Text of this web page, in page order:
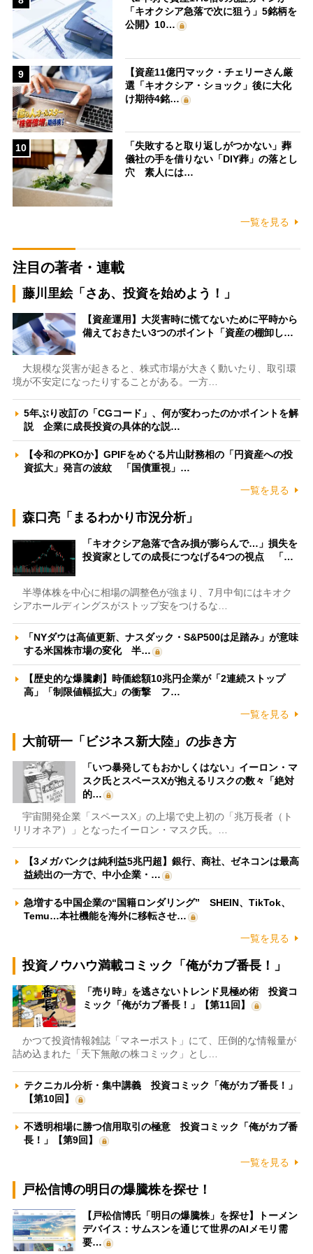
「キオクシア急落で次に狙う」5銘柄を
公開》10…
9
【資産11億円マック・チェリーさん厳
選「キオクシア・ショック」後に大化
け期待4銘…
10
「失敗すると取り返しがつかない」葬
儀社の手を借りない「DIY葬」の落とし
穴 素人には…
一覧を見る
注目の著者・連載
藤川里絵「さあ、投資を始めよう！」
【資産運用】大災害時に慌てないために平時から
備えておきたい3つのポイント「資産の棚卸し…
大規模な災害が起きると、株式市場が大きく動いたり、取引環
境が不安定になったりすることがある。一方…
5年ぶり改訂の「CGコード」、何が変わったのかポイントを解
説 企業に成長投資の具体的な説…
【令和のPKOか】GPIFをめぐる片山財務相の「円資産への投
資拡大」発言の波紋 「国債重視」…
一覧を見る
森口亮「まるわかり市況分析」
「キオクシア急落で含み損が膨らんで…」損失を
投資家としての成長につなげる4つの視点 「…
半導体株を中心に相場の調整色が強まり、7月中旬にはキオク
シアホールディングスがストップ安をつけるな…
「NYダウは高値更新、ナスダック・S&P500は足踏み」が意味
する米国株市場の変化 半…
【歴史的な爆騰劇】時価総額10兆円企業が「2連続ストップ
高」「制限値幅拡大」の衝撃 フ…
一覧を見る
大前研一「ビジネス新大陸」の歩き方
「いつ暴発してもおかしくはない」イーロン・マ
スク氏とスペースXが抱えるリスクの数々「絶対
的…
宇宙開発企業「スペースX」の上場で史上初の「兆万長者（ト
リリオネア）」となったイーロン・マスク氏。…
【3メガバンクは純利益5兆円超】銀行、商社、ゼネコンは最高
益続出の一方で、中小企業・…
急増する中国企業の“国籍ロンダリング” SHEIN、TikTok、
Temu…本社機能を海外に移転させ…
一覧を見る
投資ノウハウ満載コミック「俺がカブ番長！」
「売り時」を逃さないトレンド見極め術 投資コ
ミック「俺がカブ番長！」【第11回】
かつて投資情報雑誌「マネーポスト」にて、圧倒的な情報量が
詰め込まれた「天下無敵の株コミック」とし…
テクニカル分析・集中講義 投資コミック「俺がカブ番長！」
【第10回】
不透明相場に勝つ信用取引の極意 投資コミック「俺がカブ番
長！」【第9回】
一覧を見る
戸松信博の明日の爆騰株を探せ！
【戸松信博氏「明日の爆騰株」を探せ】トーメン
デバイス：サムスンを通じて世界のAIメモリ需
要…